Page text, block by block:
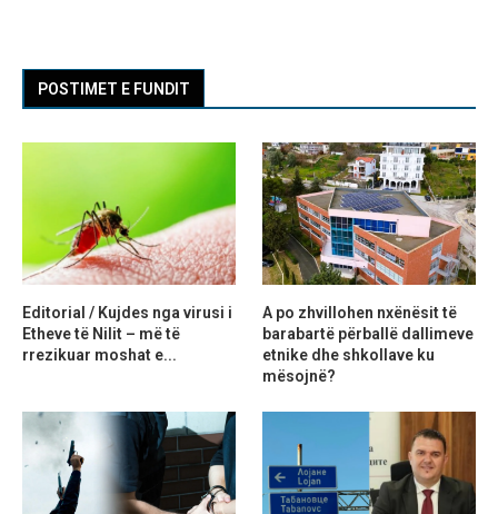
POSTIMET E FUNDIT
Editorial / Kujdes nga virusi i
Etheve të Nilit – më të
rrezikuar moshat e...
A po zhvillohen nxënësit të
barabartë përballë dallimeve
etnike dhe shkollave ku
mësojnë?